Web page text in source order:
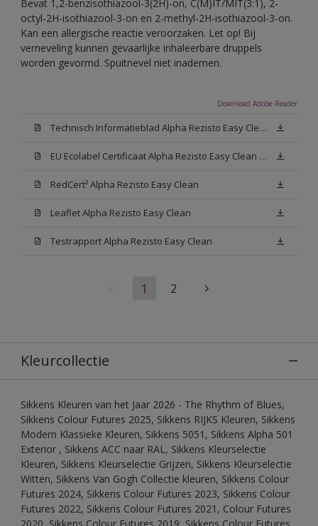
Bevat 1,2-benzisothiazool-3(2H)-on, C(M)IT/MIT(3:1), 2-
octyl-2H-isothiazool-3-on en 2-methyl-2H-isothiazool-3-on.
Kan een allergische reactie veroorzaken. Let op! Bij
verneveling kunnen gevaarlijke inhaleerbare druppels
worden gevormd. Spuitnevel niet inademen.
Download Adobe Reader
Technisch Informatieblad Alpha Rezisto Easy Clean (PDF)
EU Ecolabel Certificaat Alpha Rezisto Easy Clean Mat
RedCert² Alpha Rezisto Easy Clean
Leaflet Alpha Rezisto Easy Clean
Testrapport Alpha Rezisto Easy Clean
1 2
Kleurcollectie
Sikkens Kleuren van het Jaar 2026 - The Rhythm of Blues,
Sikkens Colour Futures 2025, Sikkens RIJKS Kleuren, Sikkens
Modern Klassieke Kleuren, Sikkens 5051, Sikkens Alpha 501
Exterior , Sikkens ACC naar RAL, Sikkens Kleurselectie
Kleuren, Sikkens Kleurselectie Grijzen, Sikkens Kleurselectie
Witten, Sikkens Van Gogh Collectie kleuren, Sikkens Colour
Futures 2024, Sikkens Colour Futures 2023, Sikkens Colour
Futures 2022, Sikkens Colour Futures 2021, Colour Futures